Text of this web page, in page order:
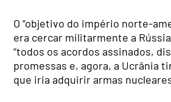
O “objetivo do império norte-
era cercar militarmente a
“todos os acordos assinados,
promessas e, agora, a Ucrânia
que iria adquirir armas